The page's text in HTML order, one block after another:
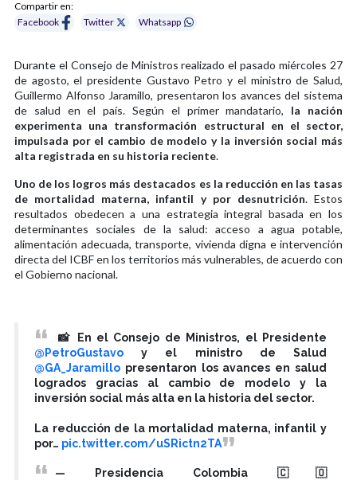
Compartir en:
Facebook
Twitter Whatsapp
Durante el Consejo de Ministros realizado el pasado miércoles 27
de agosto, el presidente Gustavo Petro y el ministro de Salud,
Guillermo Alfonso Jaramillo, presentaron los avances del sistema
de salud en el país. Según el primer mandatario, la nación
experimenta una transformación estructural en el sector,
impulsada por el cambio de modelo y la inversión social más
alta registrada en su historia reciente.
Uno de los logros más destacados es la reducción en las tasas
de mortalidad materna, infantil y por desnutrición. Estos
resultados obedecen a una estrategia integral basada en los
determinantes sociales de la salud: acceso a agua potable,
alimentación adecuada, transporte, vivienda digna e intervención
directa del ICBF en los territorios más vulnerables, de acuerdo con
el Gobierno nacional.
📸 En el Consejo de Ministros, el Presidente
@PetroGustavo y el ministro de Salud
@GA_Jaramillo presentaron los avances en salud
logrados gracias al cambio de modelo y la
inversión social más alta en la historia del sector.
La reducción de la mortalidad materna, infantil y
por… pic.twitter.com/uSRictn2TA
— Presidencia Colombia 🇨🇴